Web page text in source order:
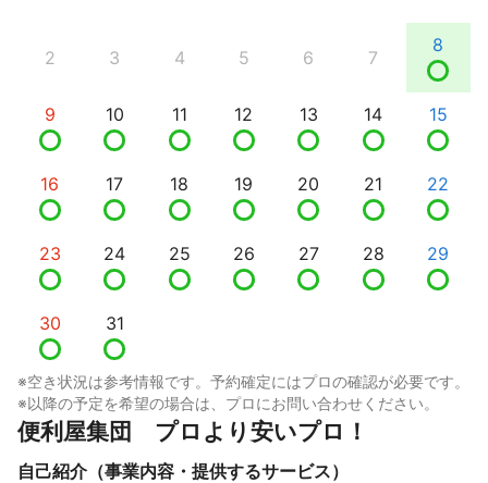
2 3 4 5 6 7
8
9 10 11 12 13 14 15
16 17 18 19 20 21 22
23 24 25 26 27 28 29
30 31
※空き状況は参考情報です。予約確定にはプロの確認が必要です。
※以降の予定を希望の場合は、プロにお問い合わせください。
便利屋集団　プロより安いプロ！
自己紹介（事業内容・提供するサービス）